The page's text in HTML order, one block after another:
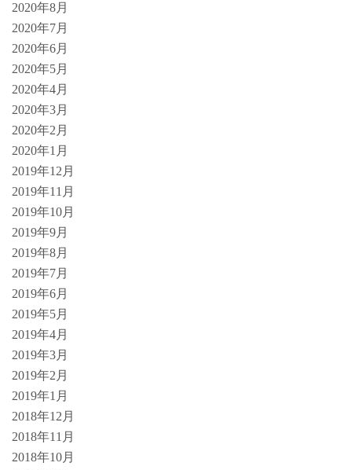
2020年8月
2020年7月
2020年6月
2020年5月
2020年4月
2020年3月
2020年2月
2020年1月
2019年12月
2019年11月
2019年10月
2019年9月
2019年8月
2019年7月
2019年6月
2019年5月
2019年4月
2019年3月
2019年2月
2019年1月
2018年12月
2018年11月
2018年10月